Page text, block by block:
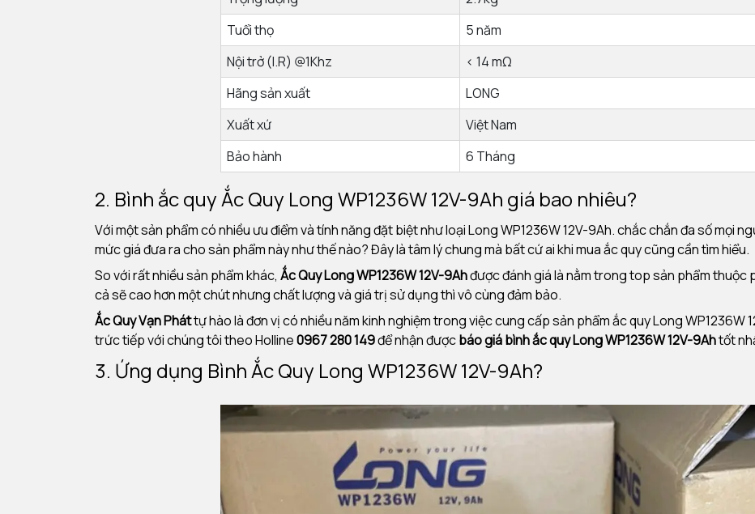
Tuổi thọ
5 năm
Nội trở (I.R) @1Khz
< 14 mΩ
Hãng sản xuất
LONG
Xuất xứ
Việt Nam
Bảo hành
6 Tháng
2. Bình ắc quyẮc Quy Long WP1236W 12V-9Ah giá bao nhiêu?
Với một sản phẩm có nhiều ưu điểm và tính năng đặt biệt như loại Long WP1236W 12V-9Ah. chắc chắn đa số mọi
mức giá đưa ra cho sản phẩm này như thế nào? Đây là tâm lý chung mà bất cứ ai khi mua ắc quy cũng cần tìm hiểu.
So với rất nhiều sản phẩm khác, Ắc Quy Long WP1236W 12V-9Ahđược đánh giá là nằm trong top sản phẩm thuộc
cả sẽ cao hơn một chút nhưng chất lượng và giá trị sử dụng thì vô cùng đảm bảo.
Ắc Quy Vạn Pháttự hào là đơn vị có nhiều năm kinh nghiệm trong việc cung cấp sản phẩm ắc quy Long WP1236W
trức tiếp với chúng tôi theo Holline0967 280 149để nhận đượcbáo giá bình ắc quy Long WP1236W 12V-9Ahtốt
3. Ứng dụng Bình Ắc Quy Long WP1236W 12V-9Ah?